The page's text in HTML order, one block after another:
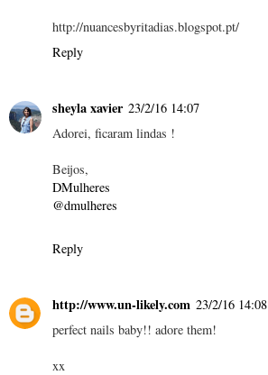
http://nuancesbyritadias.blogspot.pt/
Reply
sheyla xavier 23/2/16 14:07
Adorei, ficaram lindas !
Beijos,
DMulheres
@dmulheres
Reply
http://www.un-likely.com 23/2/16 14:08
perfect nails baby!! adore them!
xx